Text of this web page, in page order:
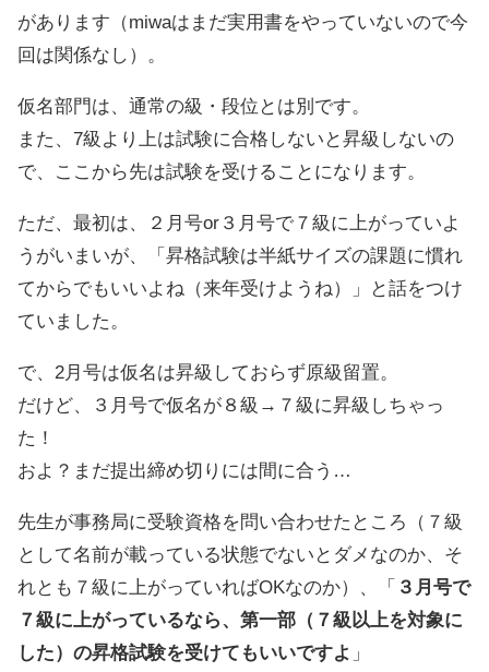
があります（miwaはまだ実用書をやっていないので今
回は関係なし）。
仮名部門は、通常の級・段位とは別です。
また、7級より上は試験に合格しないと昇級しないの
で、ここから先は試験を受けることになります。
ただ、最初は、２月号or３月号で７級に上がっていよ
うがいまいが、「昇格試験は半紙サイズの課題に慣れ
てからでもいいよね（来年受けようね）」と話をつけ
ていました。
で、2月号は仮名は昇級しておらず原級留置。
だけど、３月号で仮名が８級→７級に昇級しちゃっ
た！
およ？まだ提出締め切りには間に合う…
先生が事務局に受験資格を問い合わせたところ（７級
として名前が載っている状態でないとダメなのか、そ
れとも７級に上がっていればOKなのか）、「 ３月号で
７級に上がっているなら、第一部（７級以上を対象に
した）の昇格試験を受けてもいいですよ 」